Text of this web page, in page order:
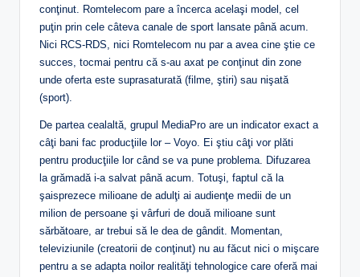
conţinut. Romtelecom pare a încerca acelaşi model, cel
puţin prin cele câteva canale de sport lansate până acum.
Nici RCS-RDS, nici Romtelecom nu par a avea cine ştie ce
succes, tocmai pentru că s-au axat pe conţinut din zone
unde oferta este suprasaturată (filme, ştiri) sau nişată
(sport).
De partea cealaltă, grupul MediaPro are un indicator exact a
câţi bani fac producţiile lor – Voyo. Ei ştiu câţi vor plăti
pentru producţiile lor când se va pune problema. Difuzarea
la grămadă i-a salvat până acum. Totuşi, faptul că la
şaisprezece milioane de adulţi ai audienţe medii de un
milion de persoane şi vârfuri de două milioane sunt
sărbătoare, ar trebui să le dea de gândit. Momentan,
televiziunile (creatorii de conţinut) nu au făcut nici o mişcare
pentru a se adapta noilor realităţi tehnologice care oferă mai